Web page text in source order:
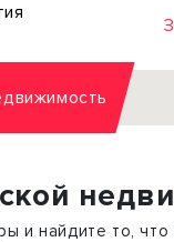
Земельный
и найдите то,